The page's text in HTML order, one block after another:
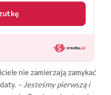
nie zamierzają zamykać
– Jesteśmy pierwszą i